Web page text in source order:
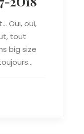
Oui, oui,
tout
big size